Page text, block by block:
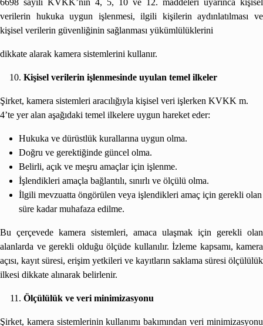
6698 sayılı KVKK’nın 4, 5, 10 ve 12. maddeleri uyarınca kişisel
verilerin hukuka uygun işlenmesi, ilgili kişilerin aydınlatılması ve
kişisel verilerin güvenliğinin sağlanması yükümlülüklerini
dikkate alarak kamera sistemlerini kullanır.
Kişisel verilerin işlenmesinde uyulan temel ilkeler
Şirket, kamera sistemleri aracılığıyla kişisel veri işlerken KVKK m.
4’te yer alan aşağıdaki temel ilkelere uygun hareket eder:
Hukuka ve dürüstlük kurallarına uygun olma.
Doğru ve gerektiğinde güncel olma.
Belirli, açık ve meşru amaçlar için işlenme.
İşlendikleri amaçla bağlantılı, sınırlı ve ölçülü olma.
İlgili mevzuatta öngörülen veya işlendikleri amaç için gerekli olan
süre kadar muhafaza edilme.
Bu çerçevede kamera sistemleri, amaca ulaşmak için gerekli olan
alanlarda ve gerekli olduğu ölçüde kullanılır. İzleme kapsamı, kamera
açısı, kayıt süresi, erişim yetkileri ve kayıtların saklama süresi ölçülülük
ilkesi dikkate alınarak belirlenir.
Ölçülülük ve veri minimizasyonu
Şirket, kamera sistemlerinin kullanımı bakımından veri minimizasyonu